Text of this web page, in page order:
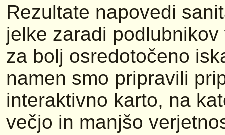
Rezultate napovedi
jelke zaradi
za bolj osredotočeno
namen smo pripravili
interaktivno karto, na
večjo in manjšo